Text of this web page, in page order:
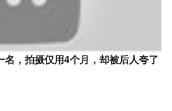
名，拍摄仅用4个月，却被后人夸了